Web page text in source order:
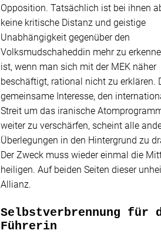
Opposition. Tatsächlich ist bei ihnen
keine kritische Distanz und geistige
Unabhängigkeit gegenüber den
Volksmudschaheddin mehr zu
ist, wenn man sich mit der MEK näher
beschäftigt, rational nicht zu erklären.
gemeinsame Interesse, den
Streit um das iranische
weiter zu verschärfen, scheint alle
Überlegungen in den Hintergrund zu
Der Zweck muss wieder einmal die
heiligen. Auf beiden Seiten dieser
Allianz.
Selbstverbrennung für
Führerin